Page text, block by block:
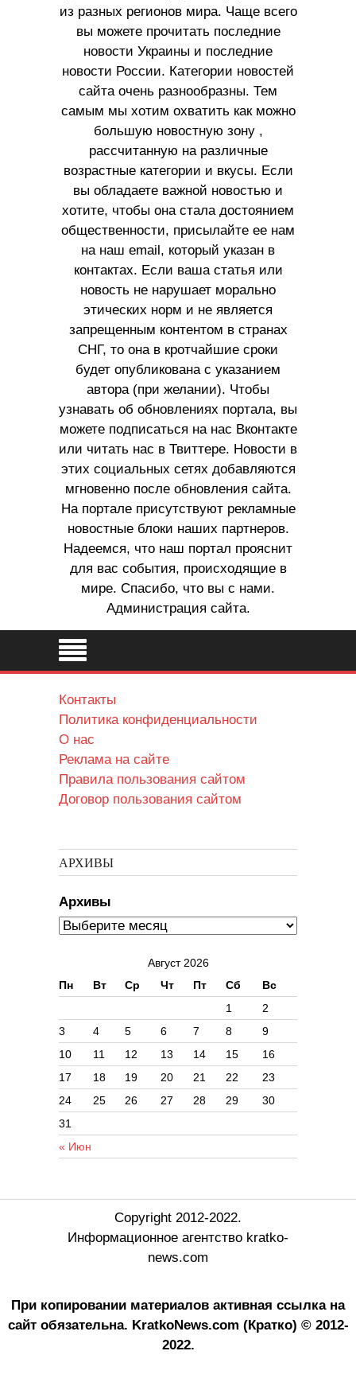
из разных регионов мира. Чаще всего
вы можете прочитать последние
новости Украины и последние
новости России. Категории новостей
сайта очень разнообразны. Тем
самым мы хотим охватить как можно
большую новостную зону ,
рассчитанную на различные
возрастные категории и вкусы. Если
вы обладаете важной новостью и
хотите, чтобы она стала достоянием
общественности, присылайте ее нам
на наш email, который указан в
контактах. Если ваша статья или
новость не нарушает морально
этических норм и не является
запрещенным контентом в странах
СНГ, то она в кротчайшие сроки
будет опубликована с указанием
автора (при желании). Чтобы
узнавать об обновлениях портала, вы
можете подписаться на нас Вконтакте
или читать нас в Твиттере. Новости в
этих социальных сетях добавляются
мгновенно после обновления сайта.
На портале присутствуют рекламные
новостные блоки наших партнеров.
Надеемся, что наш портал прояснит
для вас события, происходящие в
мире. Спасибо, что вы с нами.
Администрация сайта.
Контакты
Политика конфиденциальности
О нас
Реклама на сайте
Правила пользования сайтом
Договор пользования сайтом
АРХИВЫ
Архивы
Август 2026
Пн
Вт Ср Чт Пт Сб Вс
« Июн
1
2
3
4 5 6 7 8
9
10
11 12 13 14 15
16
17
18 19 20 21 22
23
24
25 26 27 28 29
30
31
Copyright 2012-2022.
Информационное агентство kratko-
news.com
При копировании материалов активная ссылка на
сайт обязательна. KratkoNews.com (Кратко) © 2012-
2022.